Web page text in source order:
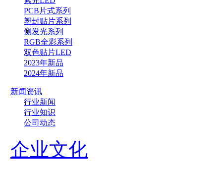
PCB片式系列
塑封贴片系列
侧发光系列
RGB全彩系列
双色贴片LED
2023年新品
2024年新品
新闻资讯
行业新闻
行业知识
公司动态
企业文化